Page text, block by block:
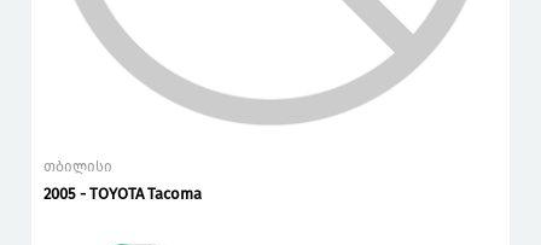
თბილისი
2005 - TOYOTA Tacoma